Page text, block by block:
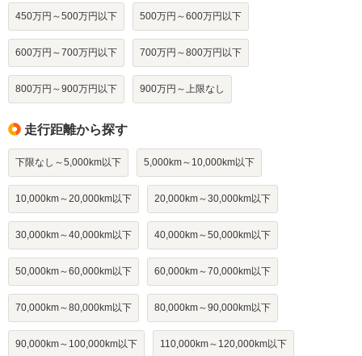
450万円～500万円以下 500万円～600万円以下
600万円～700万円以下 700万円～800万円以下
800万円～900万円以下 900万円～上限なし
走行距離から探す
下限なし～5,000km以下 5,000km～10,000km以下
10,000km～20,000km以下 20,000km～30,000km以下
30,000km～40,000km以下 40,000km～50,000km以下
50,000km～60,000km以下 60,000km～70,000km以下
70,000km～80,000km以下 80,000km～90,000km以下
90,000km～100,000km以下 110,000km～120,000km以下